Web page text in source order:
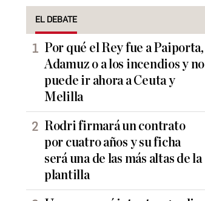
EL DEBATE
Por qué el Rey fue a Paiporta,
Adamuz o a los incendios y no
puede ir ahora a Ceuta y
Melilla
Rodri firmará un contrato
por cuatro años y su ficha
será una de las más altas de la
plantilla